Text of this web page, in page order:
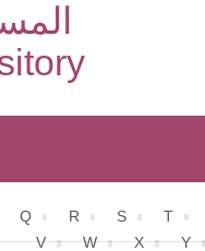
Q R S T
V
W X Y